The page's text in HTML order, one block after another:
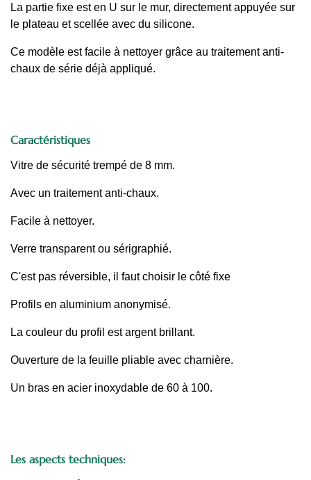
La partie fixe est en U sur le mur, directement appuyée sur
le plateau et scellée avec du silicone.
Ce modèle est facile à nettoyer grâce au traitement anti-
chaux de série déjà appliqué.
Caractéristiques
Vitre de sécurité trempé de 8 mm.
Avec un traitement anti-chaux.
Facile à nettoyer.
Verre transparent ou sérigraphié.
C'est pas réversible, il faut choisir le côté fixe
Profils en aluminium anonymisé.
La couleur du profil est argent brillant.
Ouverture de la feuille pliable avec charnière.
Un bras en acier inoxydable de 60 à 100.
Les aspects techniques: